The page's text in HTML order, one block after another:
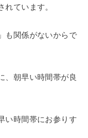
れています。
も関係がないからで
、朝早い時間帯が良
い時間帯にお参りす